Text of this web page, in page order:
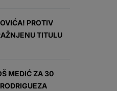
PROTIV
TITULU
MEDIĆ ZA 30